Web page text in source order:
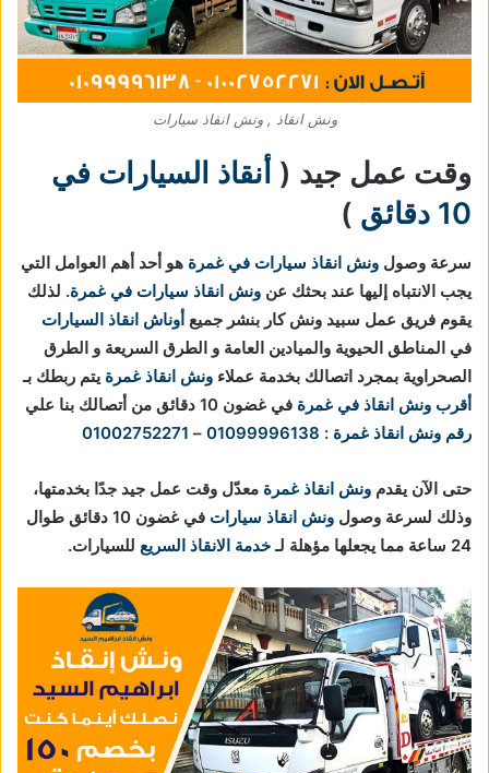
ونش انقاذ , ونش انقاذ سيارات
وقت عمل جيد ( أنقاذ السيارات في
10 دقائق
)
سرعة وصول ونش انقاذ سيارات في غمرة هو أحد أهم العوامل التي
يجب الانتباه إليها عند بحثك عن ونش انقاذ سيارات في غمرة. لذلك
يقوم فريق عمل سبيد ونش كار بنشر جميع أوناش انقاذ السيارات
في المناطق الحيوية والميادين العامة و الطرق السريعة و الطرق
الصحراوية بمجرد اتصالك بخدمة عملاء ونش انقاذ غمرة يتم ربطك بـ
أقرب ونش انقاذ في غمرة في غضون 10 دقائق من أتصالك بنا علي
رقم ونش انقاذ غمرة :
01099996138
–
01002752271
حتى الآن يقدم ونش انقاذ غمرة معدّل وقت عمل جيد جدًا بخدمتها،
وذلك لسرعة وصول ونش انقاذ سيارات
في غضون 10 دقائق طوال
24 ساعة مما يجعلها مؤهلة لـ
خدمة الانقاذ السريع للسيارات.